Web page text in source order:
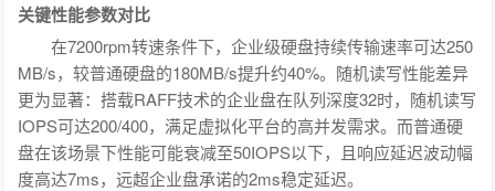
关键性能参数对比
在7200rpm转速条件下，企业级硬盘持续传输速率可达250
MB/s，较普通硬盘的180MB/s提升约40%。随机读写性能差异
更为显著：搭载RAFF技术的企业盘在队列深度32时，随机读写
IOPS可达200/400，满足虚拟化平台的高并发需求。而普通硬
盘在该场景下性能可能衰减至50IOPS以下，且响应延迟波动幅
度高达7ms，远超企业盘承诺的2ms稳定延迟。